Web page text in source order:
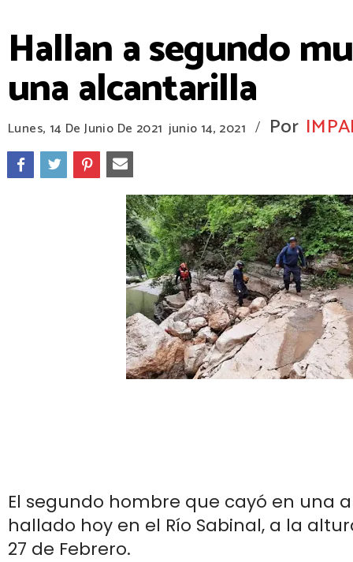
Hallan a segundo
una alcantarilla
Lunes, 14 De Junio De 2021 junio 14, 2021 / Por
El segundo hombre que cayó en una
hallado hoy en el Río Sabinal, a la
27 de Febrero.